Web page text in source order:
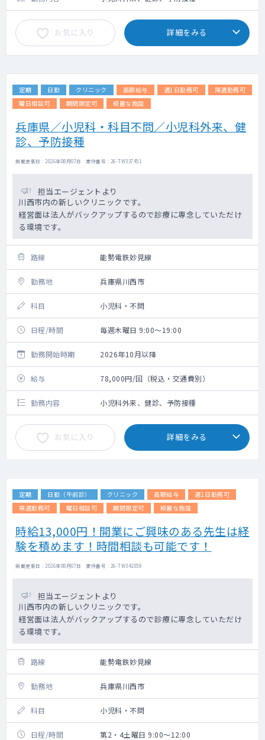
お気に入り 詳細をみる
定期 日勤 クリニック 高額給与 週1日勤務可
隔週勤務可
曜日相談可
期間限定可 綺麗な施設
兵庫県／小児科・科目不問／小児科外来、健
診、予防接種
掲載更新日 : 2026年08月07日 案件番号 : 26-TW337451
担当エージェントより
川西市内の新しいクリニックです。
経営面は法人がバックアップするので診療に専念していただけ
る環境です。
路線 能勢電鉄妙見線
勤務地 兵庫県川西市
科目 小児科・不問
日程/時間 毎週木曜日 9:00～19:00
勤務開始時期 2026年10月以降
給与 78,000円/回（税込・交通費別）
勤務内容 小児科外来、健診、予防接種
お気に入り 詳細をみる
定期 日勤（午前診） クリニック 高額給与
週1日勤務可
隔週勤務可
曜日相談可 期間限定可 綺麗な施設
時給13,000円！開業にご興味のある先生は経
験を積めます！時間相談も可能です！
掲載更新日 : 2026年08月07日 案件番号 : 26-TW341059
担当エージェントより
川西市内の新しいクリニックです。
経営面は法人がバックアップするので診療に専念していただけ
る環境です。
路線 能勢電鉄妙見線
勤務地 兵庫県川西市
科目 小児科・不問
日程/時間 第2・4土曜日 9:00～12:00